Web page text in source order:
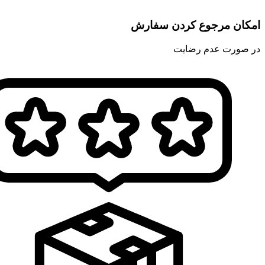
امکان مرجوع کردن سفارش
در صورت عدم رضایت